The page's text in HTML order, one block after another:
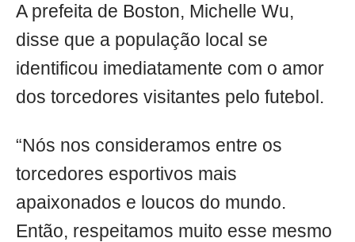
A prefeita de Boston, Michelle Wu,
disse que a população local se
identificou imediatamente com o amor
dos torcedores visitantes pelo futebol.
“Nós nos consideramos entre os
torcedores esportivos mais
apaixonados e loucos do mundo.
Então, respeitamos muito esse mesmo